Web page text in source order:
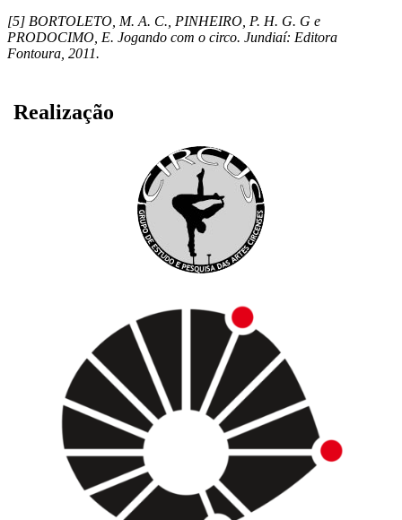
[5] BORTOLETO, M. A. C., PINHEIRO, P. H. G. G e
PRODOCIMO, E. Jogando com o circo. Jundiaí: Editora
Fontoura, 2011.
Realização